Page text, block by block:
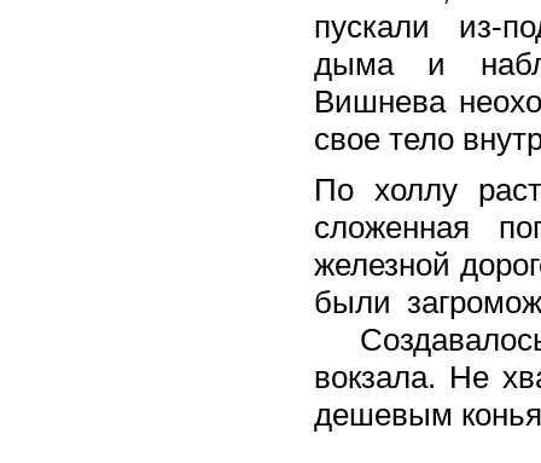
пускали из-
дыма и
Вишнева
свое тело
По холлу
сложенная
железной
были
вокзала. Не
дешевым